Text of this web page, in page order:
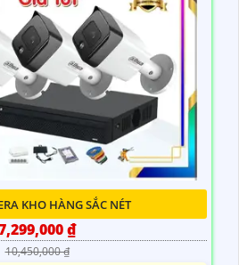
KHO HÀNG SẮC NÉT
₫
10,450,000 ₫